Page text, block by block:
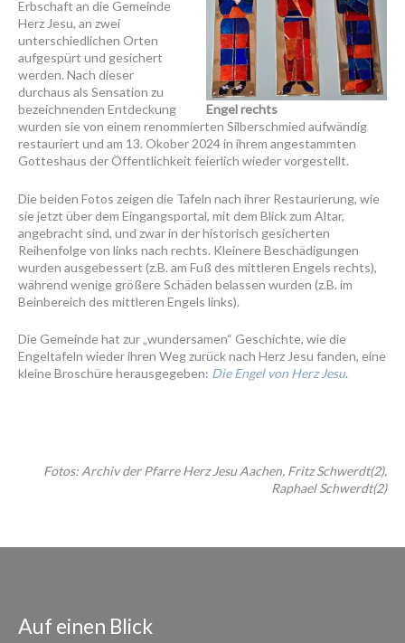
Engel rechts
Erbschaft an die Gemeinde
Herz Jesu, an zwei
unterschiedlichen Orten
aufgespürt und gesichert
werden. Nach dieser
durchaus als Sensation zu
bezeichnenden Entdeckung
wurden sie von einem renommierten Silberschmied aufwändig
restauriert und am 13. Okober 2024 in ihrem angestammten
Gotteshaus der Öffentlichkeit feierlich wieder vorgestellt.
Die beiden Fotos zeigen die Tafeln nach ihrer Restaurierung, wie
sie jetzt über dem Eingangsportal, mit dem Blick zum Altar,
angebracht sind, und zwar in der historisch gesicherten
Reihenfolge von links nach rechts. Kleinere Beschädigungen
wurden ausgebessert (z.B. am Fuß des mittleren Engels rechts),
während wenige größere Schäden belassen wurden (z.B. im
Beinbereich des mittleren Engels links).
Die Gemeinde hat zur „wundersamen“ Geschichte, wie die
Engeltafeln wieder ihren Weg zurück nach Herz Jesu fanden, eine
kleine Broschüre herausgegeben: Die Engel von Herz Jesu.
Fotos: Archiv der Pfarre Herz Jesu Aachen, Fritz Schwerdt(2),
Raphael Schwerdt(2)
Auf einen Blick